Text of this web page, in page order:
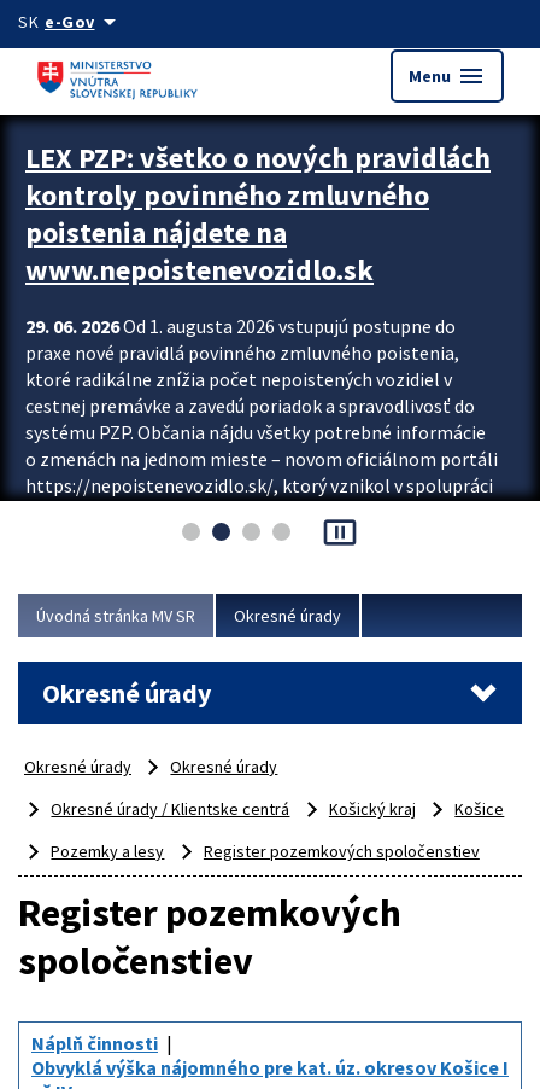
Preskocit na hlavný obsah
SK e-Govarrow_drop_down
Menu menu
Zastavit automatický posun upútavok
LEX PZP: všetko o nových pravidlách
kontroly povinného zmluvného
poistenia nájdete na
www.nepoistenevozidlo.sk
29. 06. 2026Od 1. augusta 2026 vstupujú postupne do
praxe nové pravidlá povinného zmluvného poistenia,
ktoré radikálne znížia počet nepoistených vozidiel v
cestnej premávke a zavedú poriadok a spravodlivosť do
systému PZP. Občania nájdu všetky potrebné informácie
o zmenách na jednom mieste – novom oficiálnom portáli
https://nepoistenevozidlo.sk/, ktorý vznikol v spolupráci
asociácie poisťovní (SLASPO) a Ministerstva vnútra SR.
Viac
pause_presentation
Úvodná stránka MV SR Okresné úrady
Okresné úrady
Okresné úrady
Okresné úrady
Okresné úrady / Klientske centrá
Košický kraj
Košice
Pozemky a lesy
Register pozemkových spoločenstiev
Register pozemkových
spoločenstiev
Náplň činnosti
Obvyklá výška nájomného pre kat. úz. okresov Košice I